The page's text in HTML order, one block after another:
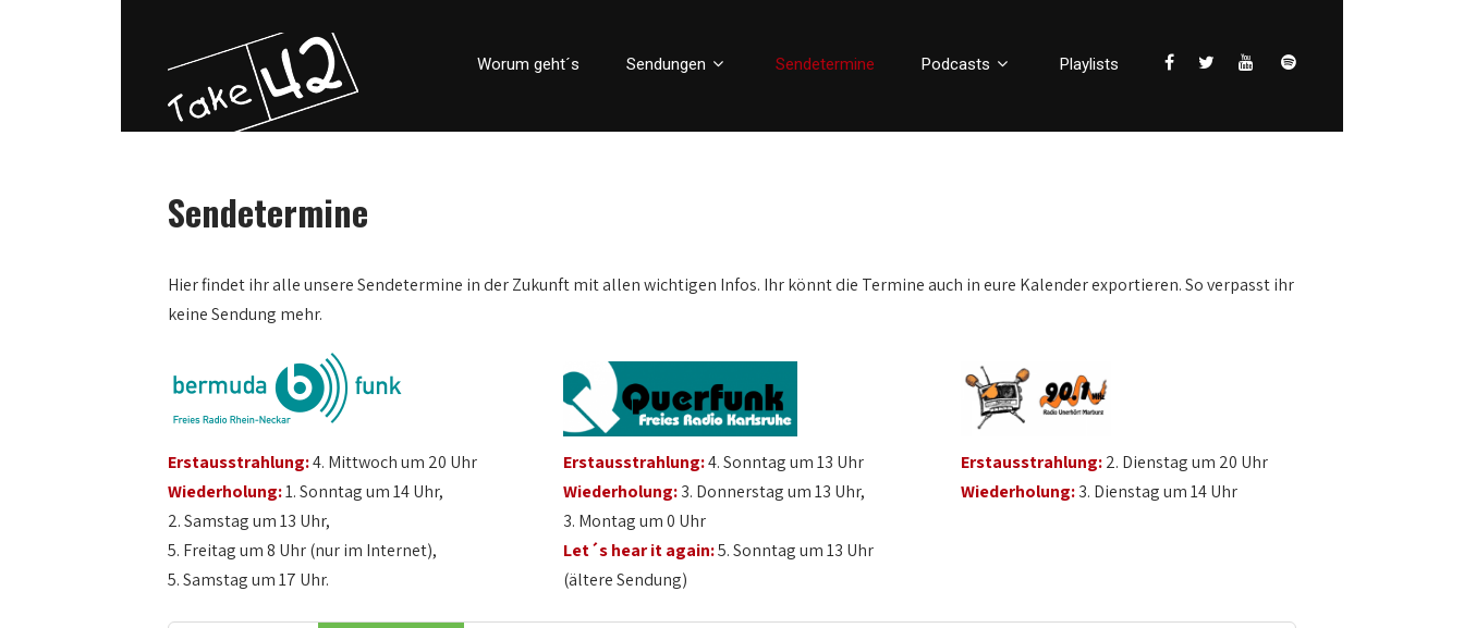
Worum geht´s Sendungen Sendetermine Podcasts Playlists
Sendetermine
Hier findet ihr alle unsere Sendetermine in der Zukunft mit allen wichtigen Infos. Ihr könnt die Termine auch in eure Kalender exportieren. So verpasst ihr
keine Sendung mehr.
Erstausstrahlung:4. Mittwoch um 20 Uhr
Wiederholung:1. Sonntag um 14 Uhr,
2. Samstag um 13 Uhr,
5. Freitag um 8 Uhr (nur im Internet),
5. Samstag um 17 Uhr.
Erstausstrahlung:4. Sonntag um 13 Uhr
Wiederholung:3. Donnerstag um 13 Uhr,
3. Montag um 0 Uhr
Let´s hear it again:5. Sonntag um 13 Uhr
(ältere Sendung)
Erstausstrahlung:2. Dienstag um 20 Uhr
Wiederholung:3. Dienstag um 14 Uhr